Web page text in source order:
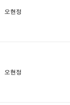
오현정
오현정